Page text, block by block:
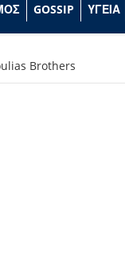
GOSSIP ΥΓΕΙΑ
Brothers